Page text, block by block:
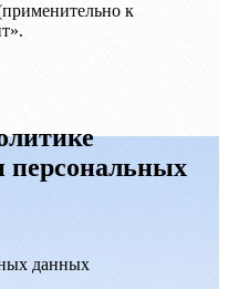
к
персональных
данных